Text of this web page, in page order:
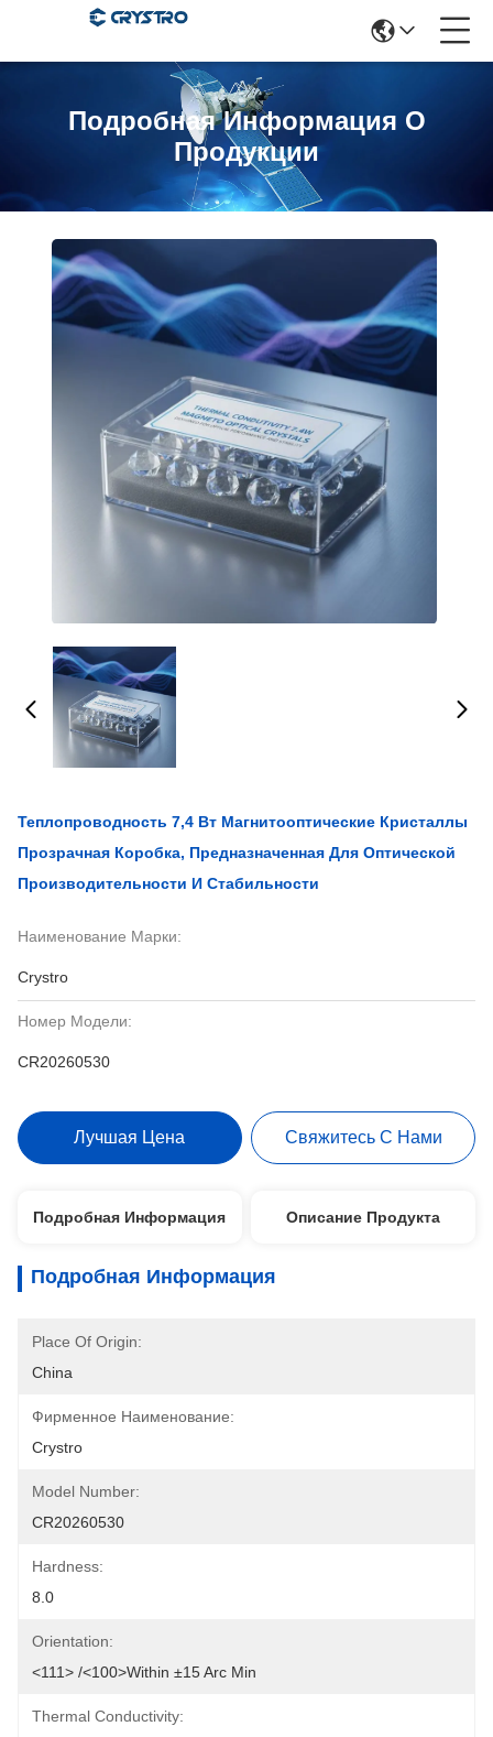
Подробная Информация О
Продукции
Теплопроводность 7,4 Вт Магнитооптические Кристаллы
Прозрачная Коробка, Предназначенная Для Оптической
Производительности И Стабильности
Наименование Марки:
Crystro
Номер Модели:
CR20260530
Лучшая Цена Свяжитесь С Нами
Подробная Информация Описание Продукта
Подробная Информация
Place Of Origin:
China
Фирменное Наименование:
Crystro
Model Number:
CR20260530
Hardness:
8.0
Orientation:
<111> /<100>within ±15 Arc Min
Thermal Conductivity: